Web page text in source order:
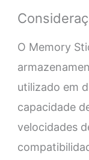
O Memory
utilizado em
capacidade
velocidades